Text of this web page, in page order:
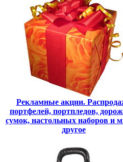
Рекламные акции.
портфелей, портпледов,
сумок, настольных наборов и
другое